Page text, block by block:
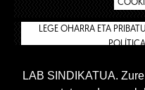
LEGE OHARRA ETA
LAB SINDIKATUA.